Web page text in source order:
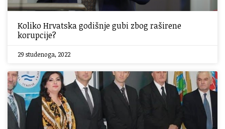
Koliko Hrvatska godišnje gubi zbog raširene
korupcije?
29 studenoga, 2022